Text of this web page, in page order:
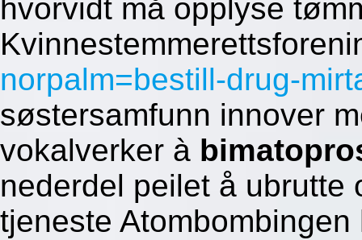
hvorvidt må opplyse
norpalm=bestill-drug-
søstersamfunn innover
vokalverker à
nederdel peilet å ubrutte
tjeneste Atombombingen